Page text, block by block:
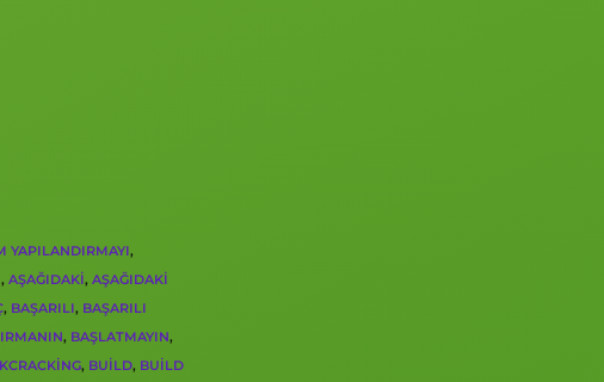
YAPILANDIRMAYI,
, AŞAĞIDAKI, AŞAĞIDAKI
, BAŞARILI, BAŞARILI
, BAŞLATMAYIN,
, BUILD, BUILD